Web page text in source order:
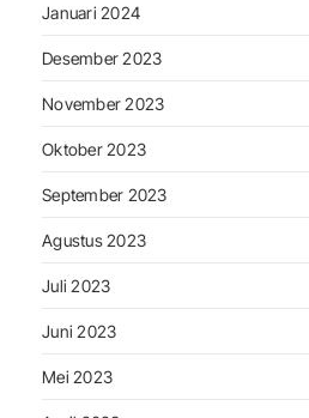
Januari 2024
Desember 2023
November 2023
Oktober 2023
September 2023
Agustus 2023
Juli 2023
Juni 2023
Mei 2023